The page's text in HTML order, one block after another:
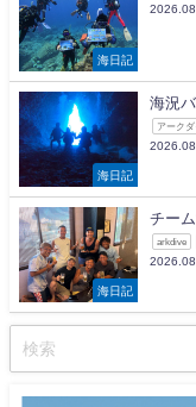
海日記
海日記
海況
アーク
海日記
チー
arkdive